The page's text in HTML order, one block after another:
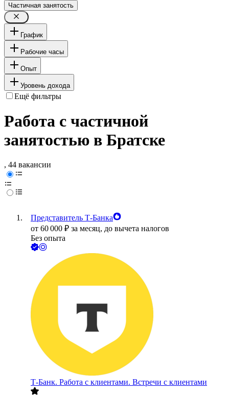
Частичная занятость
График
Рабочие часы
Опыт
Уровень дохода
Ещё фильтры
Работа с частичной
занятостью в Братске
, 44 вакансии
Представитель Т-Банка
от 60 000 ₽ за месяц, до вычета налогов
Без опыта
Т-Банк. Работа с клиентами. Встречи с клиентами